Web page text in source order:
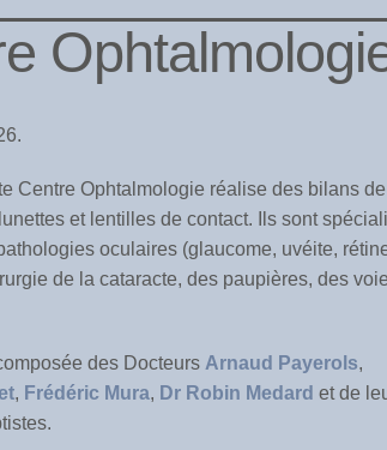
Centre Ophtalmologie réalise des bilans
et lentilles de contact. Ils sont
oculaires (glaucome, uvéite,
de la cataracte, des paupières, des
des Docteurs Arnaud Payerols,
, Frédéric Mura, Dr Robin Medard et de